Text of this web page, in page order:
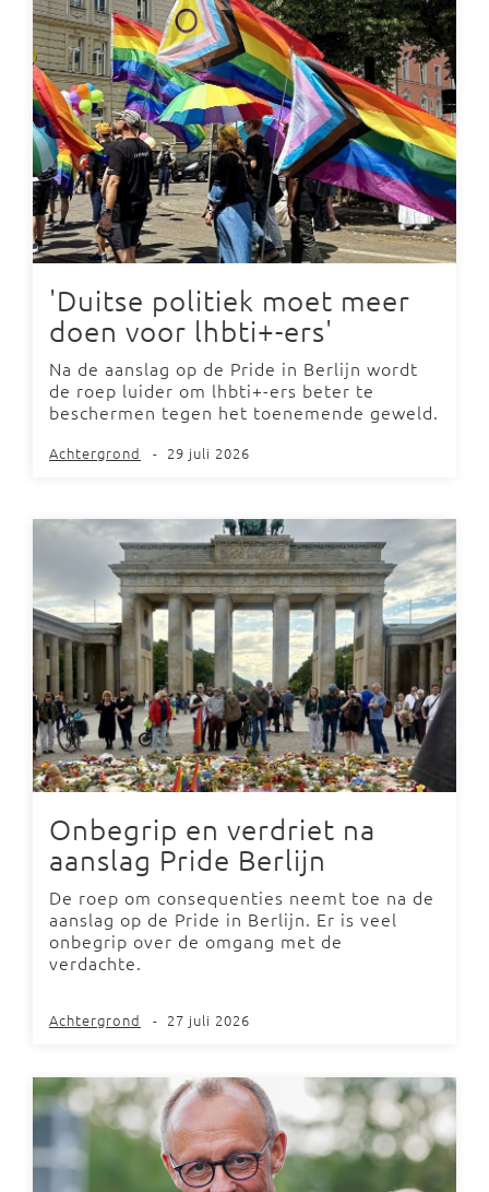
'Duitse politiek moet meer
doen voor lhbti+-ers'
Na de aanslag op de Pride in Berlijn wordt
de roep luider om lhbti+-ers beter te
beschermen tegen het toenemende geweld.
Achtergrond - 29 juli 2026
Onbegrip en verdriet na
aanslag Pride Berlijn
De roep om consequenties neemt toe na de
aanslag op de Pride in Berlijn. Er is veel
onbegrip over de omgang met de
verdachte.
Achtergrond - 27 juli 2026